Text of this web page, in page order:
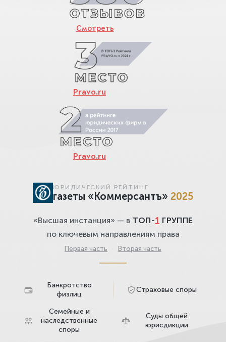
Смотреть
Pravo.ru
Pravo.ru
ЮРИДИЧЕСКИЙ РЕЙТИНГ
газеты «Коммерсантъ» 2025
«Высшая инстанция» — в ТОП-1 ГРУППЕ
по ключевым направлениям права
Первая часть Вторая часть
Банкротство
физлиц
Страховые споры
Семейные и
наследственные
споры
Суды общей
юрисдикции